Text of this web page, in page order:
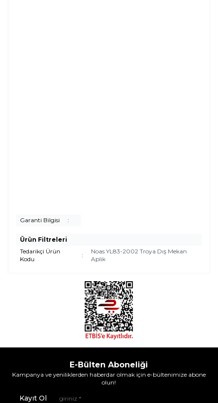
Garanti Bilgisi :
Ürün Filtreleri
Tedarikçi Ürün
Kodu
:
Noas YL83-2002 Troya Dış Mekan
Aplik
E-Bülten Aboneliği
Kampanya ve yeniliklerden haberdar olmak için e-bültenimize abone
olun!
Kayıt Ol